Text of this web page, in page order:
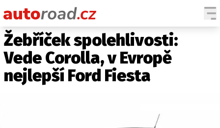
AUTA
TESTY AUT
NOVINKY
Žebříček spolehlivosti:
Vede Corolla, v Evropě
nejlepší Ford Fiesta